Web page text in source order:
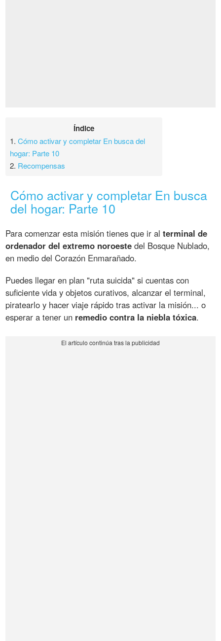
Índice
1.Cómo activar y completar En busca del
hogar: Parte 10
2. Recompensas
Cómo activar y completar En busca
del hogar: Parte 10
Para comenzar esta misión tienes que ir alterminal de
ordenador del extremo noroeste del Bosque Nublado,
en medio del Corazón Enmarañado.
Puedes llegar en plan "ruta suicida" si cuentas con
suficiente vida y objetos curativos, alcanzar el terminal,
piratearlo y hacer viaje rápido tras activar la misión... o
esperar a tener un remedio contra la niebla tóxica.